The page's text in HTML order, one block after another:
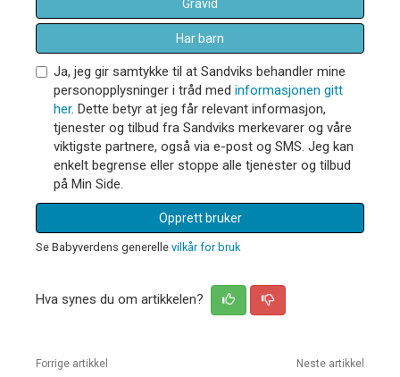
Gravid
Har barn
Ja, jeg gir samtykke til at Sandviks behandler mine
personopplysninger i tråd med informasjonen gitt
her. Dette betyr at jeg får relevant informasjon,
tjenester og tilbud fra Sandviks merkevarer og våre
viktigste partnere, også via e-post og SMS. Jeg kan
enkelt begrense eller stoppe alle tjenester og tilbud
på Min Side.
Opprett bruker
Se Babyverdens generelle vilkår for bruk
Hva synes du om artikkelen?
Forrige artikkel Neste artikkel